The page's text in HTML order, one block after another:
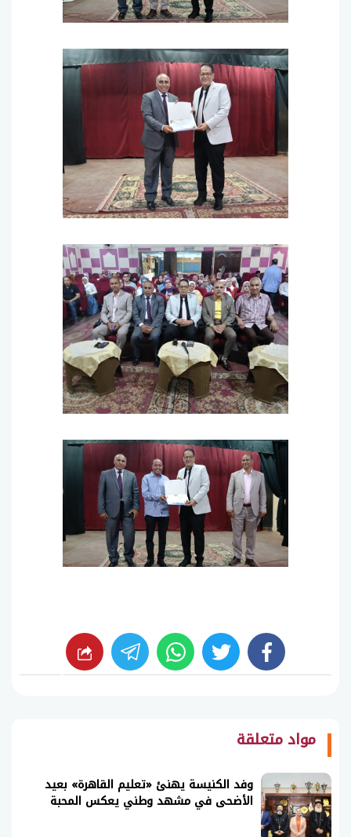
facebook
twitter
whats شارك
مواد متعلقة
وفد الكنيسة يهنئ «تعليم القاهرة» بعيد
الأضحى في مشهد وطني يعكس المحبة